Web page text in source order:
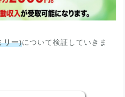
リー)について検証していきま